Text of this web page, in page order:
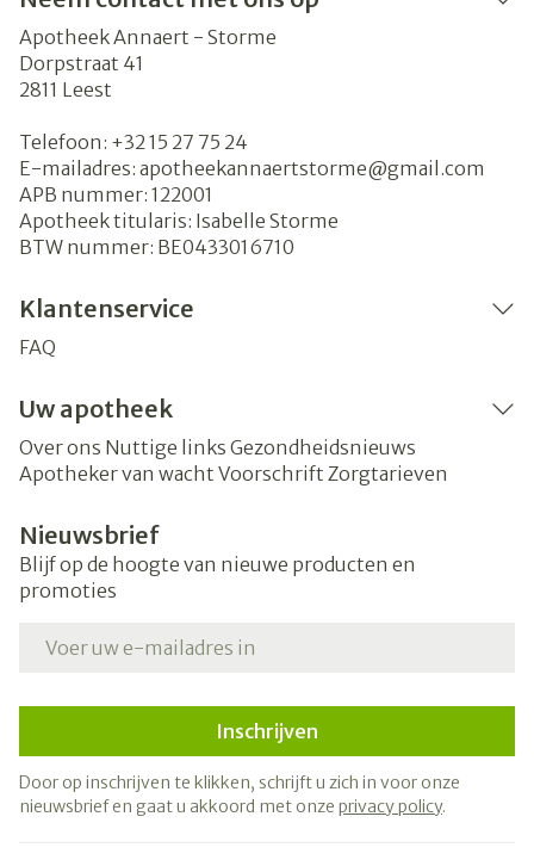
Apotheek Annaert - Storme
Dorpstraat 41
2811 Leest
Telefoon: +32 15 27 75 24
E-mailadres: apotheekannaertstorme@gmail.com
APB nummer: 122001
Apotheek titularis: Isabelle Storme
BTW nummer: BE0433016710
Klantenservice
FAQ
Uw apotheek
Over ons Nuttige links Gezondheidsnieuws
Apotheker van wacht Voorschrift Zorgtarieven
Nieuwsbrief
Blijf op de hoogte van nieuwe producten en
promoties
Inschrijven
Door op inschrijven te klikken, schrijft u zich in voor onze
nieuwsbrief en gaat u akkoord met onze privacy policy.